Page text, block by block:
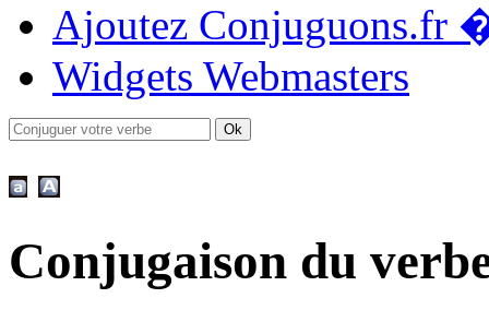
Ajoutez Conjuguons.fr
Widgets Webmasters
Conjugaison du